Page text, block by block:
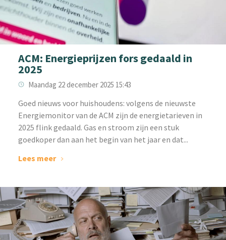
ACM: Energieprijzen fors gedaald in
2025
Maandag 22 december 2025 15:43
Goed nieuws voor huishoudens: volgens de nieuwste
Energiemonitor van de ACM zijn de energietarieven in
2025 flink gedaald. Gas en stroom zijn een stuk
goedkoper dan aan het begin van het jaar en dat...
Lees meer